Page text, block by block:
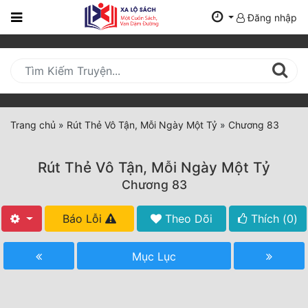
Trang
Mới
Cập
Nhật
(current)
Tất Cả
Đăng nhập
Trang chủ » Rút Thẻ Vô Tận, Mỗi Ngày Một Tỷ » Chương 83
Rút Thẻ Vô Tận, Mỗi Ngày Một Tỷ
Chương 83
Báo Lỗi Theo Dõi Thích (0)
Mục Lục